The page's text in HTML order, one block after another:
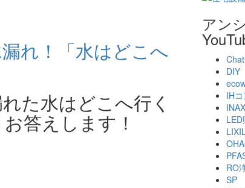
れ！「水はどこへ
た水はどこへ行く
答えします！
アン
DIY
IH
INAX
LED
LIXIL
RO
SP